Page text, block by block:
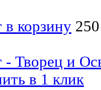
в корзину
- Творец и
в 1 клик